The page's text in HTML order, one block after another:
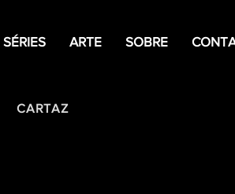
SÉRIES ARTE SOBRE
CARTAZ